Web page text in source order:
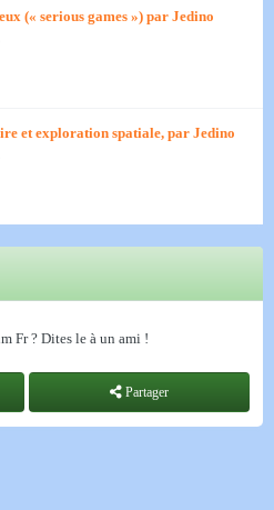
(« serious games ») par Jedino
et exploration spatiale, par Jedino
Fr ? Dites le à un ami !
Partager